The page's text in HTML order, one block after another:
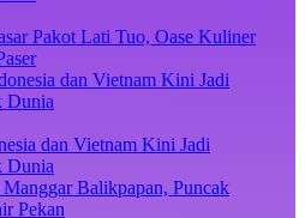
Pakot Lati Tuo, Oase Kuliner
dan Vietnam Kini Jadi
Dunia